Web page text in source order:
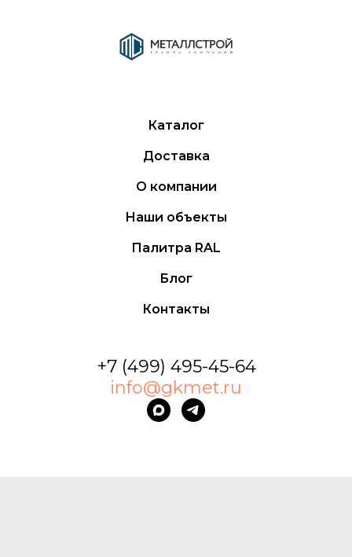
Каталог
Доставка
О компании
Наши объекты
Палитра RAL
Блог
Контакты
+7 (499) 495-45-64
info@gkmet.ru